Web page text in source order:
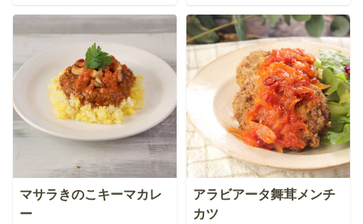
マサラきのこキーマカレ
ー
アラビアータ舞茸メンチ
カツ